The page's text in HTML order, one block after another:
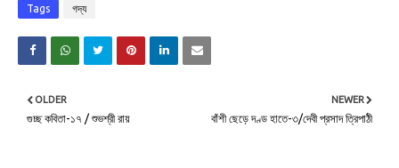
Tags গদ্য
NEWER
বাঁশী ছেড়ে দণ্ড হাতে-৩/দেবী প্রসাদ ত্রিপাঠী
OLDER
গুচ্ছ কবিতা-১৭ / শুভশ্রী রায়